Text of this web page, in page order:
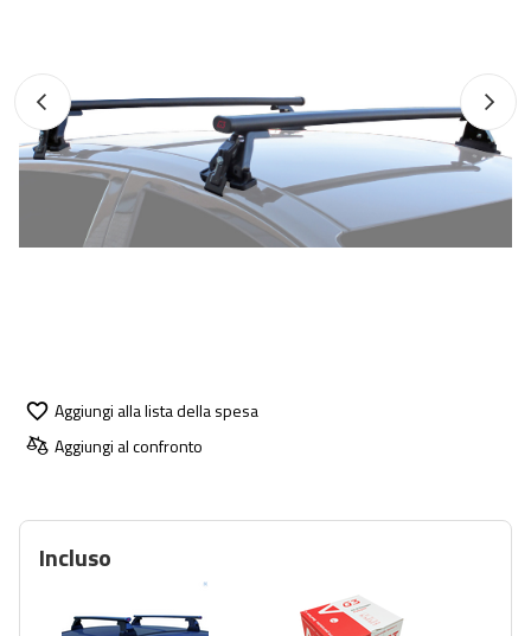
Aggiungi alla lista della spesa
Aggiungi al confronto
Incluso